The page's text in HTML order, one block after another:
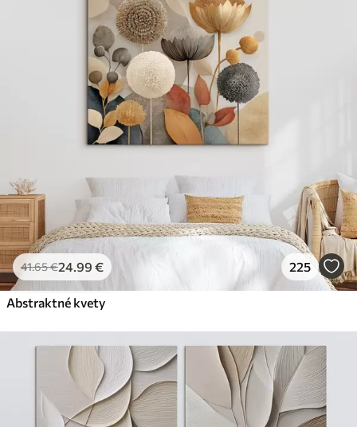
41.65€24.99 € 225
Abstraktné kvety